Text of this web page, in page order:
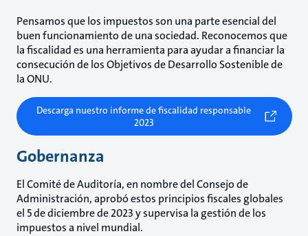
Pensamos que los impuestos son una parte esencial del
buen funcionamiento de una sociedad. Reconocemos que
la fiscalidad es una herramienta para ayudar a financiar la
consecución de los Objetivos de Desarrollo Sostenible de
la ONU.
Descarga nuestro informe de fiscalidad responsable
2023
Gobernanza
El Comité de Auditoría, en nombre del Consejo de
Administración, aprobó estos principios fiscales globales
el 5 de diciembre de 2023 y supervisa la gestión de los
impuestos a nivel mundial.